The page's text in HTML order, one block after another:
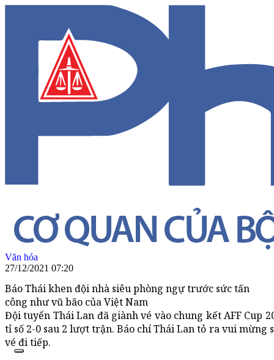
Văn hóa
27/12/2021 07:20
Báo Thái khen đội nhà siêu phòng ngự trước sức tấn
công như vũ bão của Việt Nam
Đội tuyển Thái Lan đã giành vé vào chung kết AFF Cup
tỉ số 2-0 sau 2 lượt trận. Báo chí Thái Lan tỏ ra vui mừng
vé đi tiếp.